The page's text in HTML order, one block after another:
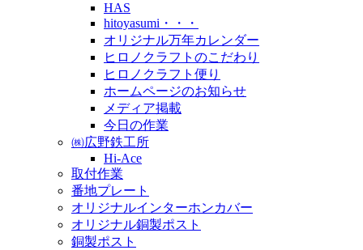
HAS
hitoyasumi・・・
オリジナル万年カレンダー
ヒロノクラフトのこだわり
ヒロノクラフト便り
ホームページのお知らせ
メディア掲載
今日の作業
㈱広野鉄工所
Hi-Ace
取付作業
番地プレート
オリジナルインターホンカバー
オリジナル銅製ポスト
銅製ポスト